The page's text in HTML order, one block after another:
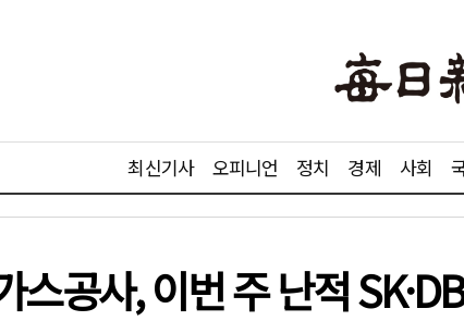
최신기사 오피니언 정치 경제 사회
스공사, 이번 주 난적